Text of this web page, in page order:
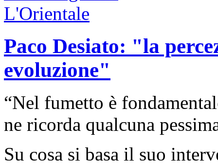
Paco Desiato: "la
evoluzione"
“Nel fumetto è
ne ricorda qualcuna
Su cosa si basa il suo